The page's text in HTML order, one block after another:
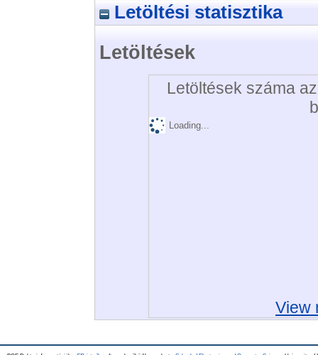
Letöltési statisztika
Letöltések
Letöltések száma
Loading...
View